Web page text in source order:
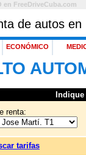
en FreeDriveCuba.com
de autos en
ECONÓMICO
renta:
tarifas